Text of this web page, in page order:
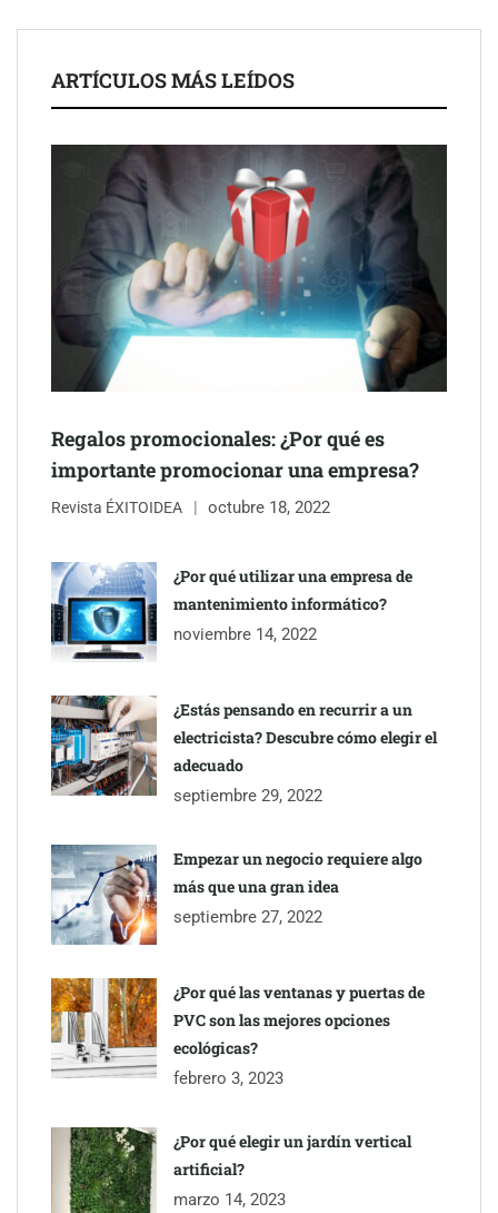
Gestoría Online reduce a unas horas el alta de autónomo
IA ya no es suficiente para los profesionales de la arquitectura
Martín Mingorance Abogados consolida su posición como
particulares
Brisas del Estrecho abastece a la hostelería de Sevilla
conectando lonjas con establecimientos
ARTÍCULOS MÁS LEÍDOS
Regalos promocionales: ¿Por qué es
importante promocionar una empresa?
Revista ÉXITOIDEA octubre 18, 2022
¿Por qué utilizar una empresa de
mantenimiento informático?
noviembre 14, 2022
¿Estás pensando en recurrir a un
electricista? Descubre cómo elegir el
adecuado
septiembre 29, 2022
Empezar un negocio requiere algo
más que una gran idea
septiembre 27, 2022
¿Por qué las ventanas y puertas de
PVC son las mejores opciones
ecológicas?
febrero 3, 2023
¿Por qué elegir un jardín vertical
artificial?
marzo 14, 2023